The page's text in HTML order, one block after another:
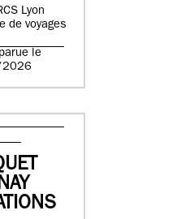
Lyon
de voyages
le